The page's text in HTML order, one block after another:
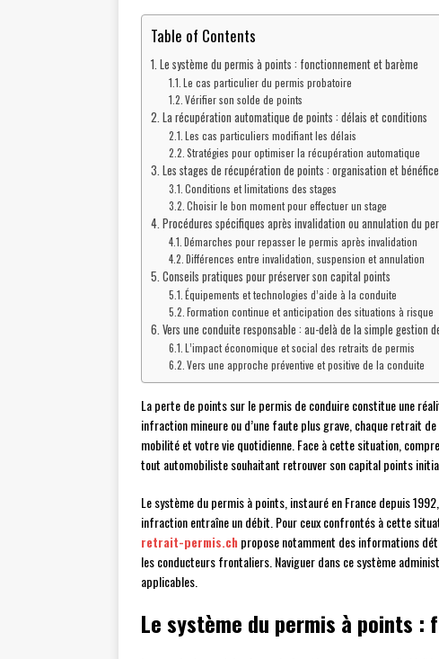
Table of Contents
Le système du permis à points : fonctionnement et barème
Le cas particulier du permis probatoire
Vérifier son solde de points
La récupération automatique de points : délais et conditions
Les cas particuliers modifiant les délais
Stratégies pour optimiser la récupération automatique
Les stages de récupération de points : organisation et
Conditions et limitations des stages
Choisir le bon moment pour effectuer un stage
Procédures spécifiques après invalidation ou annulation du
Démarches pour repasser le permis après invalidation
Différences entre invalidation, suspension et annulation
Conseils pratiques pour préserver son capital points
Équipements et technologies d’aide à la conduite
Formation continue et anticipation des situations à risque
Vers une conduite responsable : au-delà de la simple gestion
L’impact économique et social des retraits de permis
Vers une approche préventive et positive de la conduite
La perte de points sur le permis de conduire constitue une
infraction mineure ou d’une faute plus grave, chaque retrait
mobilité et votre vie quotidienne. Face à cette situation,
tout automobiliste souhaitant retrouver son capital points
Le système du permis à points, instauré en France depuis
infraction entraîne un débit. Pour ceux confrontés à cette
retrait-permis.ch propose notamment des informations
les conducteurs frontaliers. Naviguer dans ce système
applicables.
Le système du permis à points